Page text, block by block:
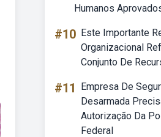
Humanos
#10 Este Importante
Organizacional
Conjunto De
#11
Empresa De
Desarmada
Autorização Da
Federal